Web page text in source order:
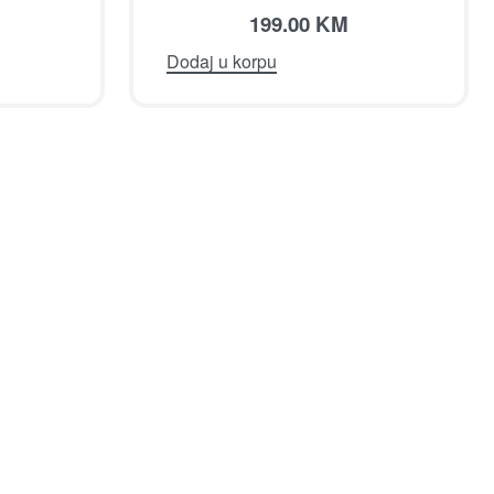
199.00 KM
Dodaj u korpu